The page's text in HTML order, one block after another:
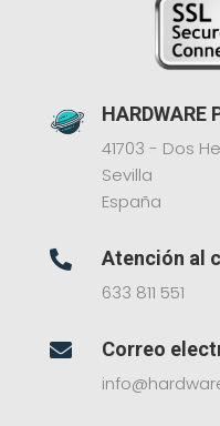
HARDWARE
41703 - Dos
Sevilla
España

Atención al
633 811 551

Correo